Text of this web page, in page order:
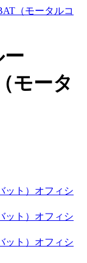
モータ
ット）オフィシ
ット）オフィシ
ット）オフィシ